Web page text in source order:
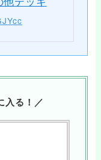
入る！／